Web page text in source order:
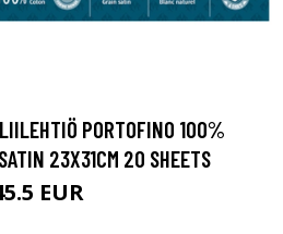
PORTOFINO 100%
23X31CM 20 SHEETS
EUR